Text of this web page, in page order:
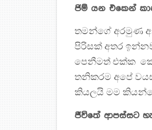
ජිම් යන එකෙන්
තමන්ගේ අරමුණ
පිරිසක් අතර
පෙනීමත් එක්ක
තනිකරම අපේ
කියලයි මම
ජීවිතේ ආපස්සට